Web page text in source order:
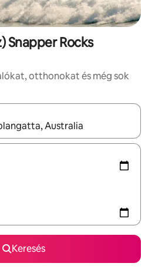
Snapper Rocks
otthonokat és még sok
felfelé és a lefelé nyíllal
Keresés